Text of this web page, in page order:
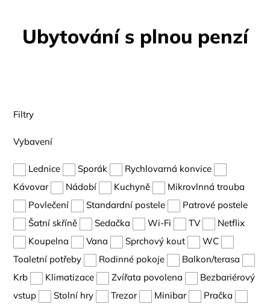
Ubytování s plnou penzí
Filtry
Vybavení
Lednice Sporák
Rychlovarná konvice
Kávovar
Nádobí Kuchyně
Mikrovlnná trouba
Povlečení
Standardní postele
Patrové postele
Šatní skříně
Sedačka Wi-Fi TV
Netflix
Koupelna
Vana Sprchový kout
WC
Toaletní potřeby
Rodinné pokoje
Balkon/terasa
Krb
Klimatizace Zvířata povolena
Bezbariérový
vstup
Stolní hry Trezor Minibar
Pračka